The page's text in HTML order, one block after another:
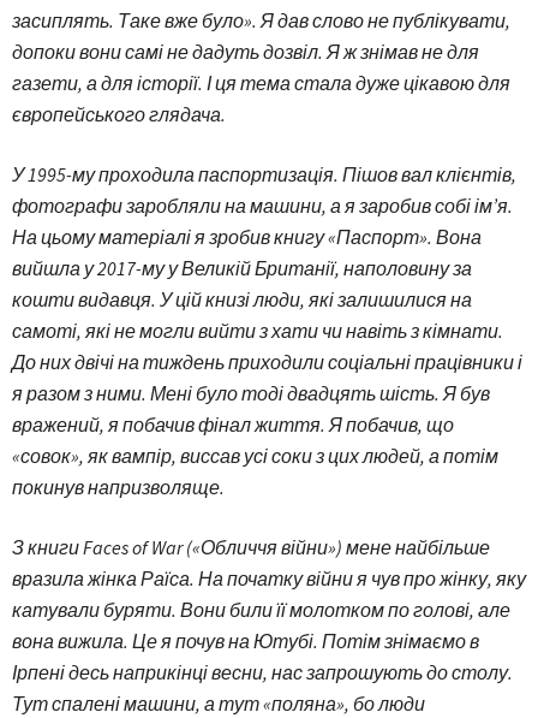
засиплять. Таке вже було». Я дав слово не публікувати,
допоки вони самі не дадуть дозвіл. Я ж знімав не для
газети, а для історії. І ця тема стала дуже цікавою для
європейського глядача.
У 1995-му проходила паспортизація. Пішов вал клієнтів,
фотографи заробляли на машини, а я заробив собі ім’я.
На цьому матеріалі я зробив книгу «Паспорт». Вона
вийшла у 2017-му у Великій Британії, наполовину за
кошти видавця. У цій книзі люди, які залишилися на
самоті, які не могли вийти з хати чи навіть з кімнати.
До них двічі на тиждень приходили соціальні працівники і
я разом з ними. Мені було тоді двадцять шість. Я був
вражений, я побачив фінал життя. Я побачив, що
«совок», як вампір, виссав усі соки з цих людей, а потім
покинув напризволяще.
З книги Faces of War («Обличчя війни») мене найбільше
вразила жінка Раїса. На початку війни я чув про жінку, яку
катували буряти. Вони били її молотком по голові, але
вона вижила. Це я почув на Ютубі. Потім знімаємо в
Ірпені десь наприкінці весни, нас запрошують до столу.
Тут спалені машини, а тут «поляна», бо люди